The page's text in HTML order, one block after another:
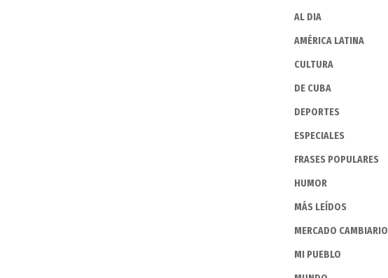
AL DIA
AMÉRICA LATINA
CULTURA
DE CUBA
DEPORTES
ESPECIALES
FRASES POPULARES
HUMOR
MÁS LEÍDOS
MERCADO CAMBIARIO
MI PUEBLO